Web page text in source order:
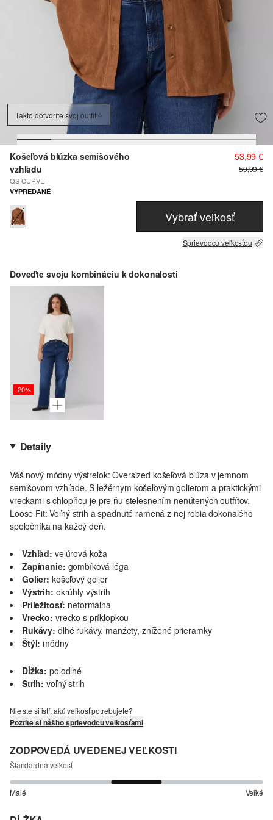
Takto dotvoríte svoj outfit
Košeľová blúzka semišového
vzhľadu
QS CURVE
53,99 €
59,99 €
VYPREDANÉ
Vybrať veľkosť
Sprievodcu veľkosťou
Doveďte svoju kombináciu k dokonalosti
-20%
Detaily
Váš nový módny výstrelok: Oversized košeľová blúza v jemnom
semišovom vzhľade. S ležérnym košeľovým golierom a praktickými
vreckami s chlopňou je pre ňu stelesnením nenútených outfítov.
Loose Fit: Voľný strih a spadnuté ramená z nej robia dokonalého
spoločníka na každý deň.
Vzhľad: velúrová koža
Zapínanie: gombíková léga
Golier: košeľový golier
Výstrih: okrúhly výstrih
Príležitosť: neformálna
Vrecko: vrecko s príklopkou
Rukávy: dlhé rukávy, manžety, znížené prieramky
Štýl: módny
Dĺžka: polodlhé
Strih: voľný strih
Nie ste si istí, akú veľkosť potrebujete?
Pozrite si nášho sprievodcu veľkosťami
ZODPOVEDÁ UVEDENEJ VEĽKOSTI
Štandardná veľkosť
Malé Veľké